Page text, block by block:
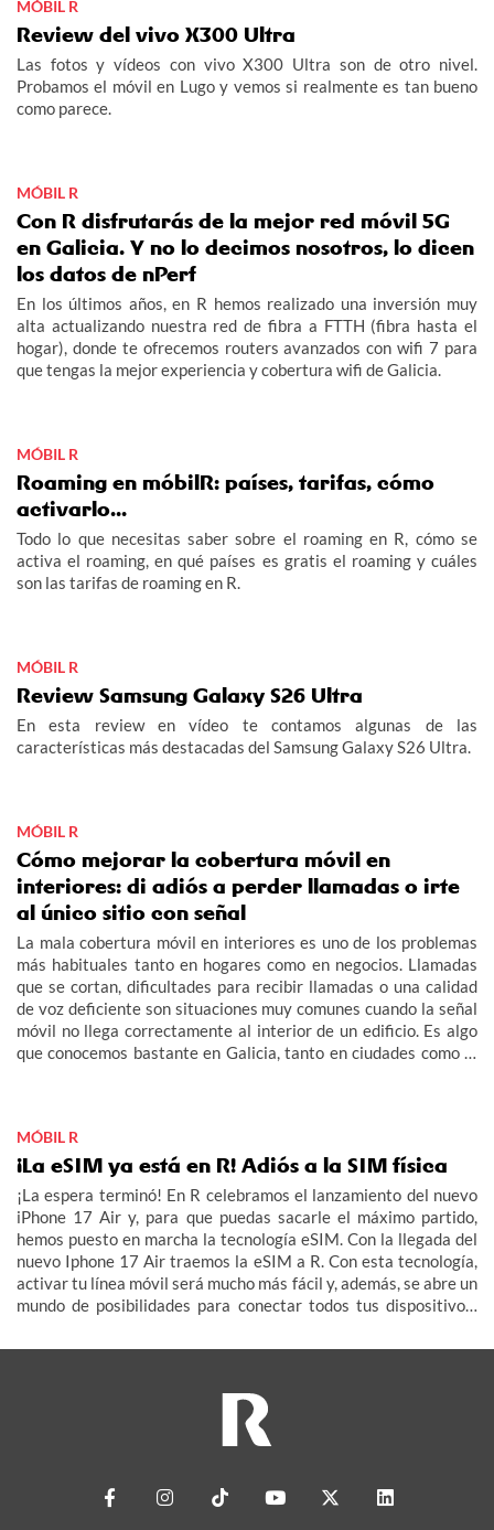
MÓBIL R
Review del vivo X300 Ultra
Las fotos y vídeos con vivo X300 Ultra son de otro nivel.
Probamos el móvil en Lugo y vemos si realmente es tan bueno
como parece.
MÓBIL R
Con R disfrutarás de la mejor red móvil 5G
en Galicia. Y no lo decimos nosotros, lo dicen
los datos de nPerf
En los últimos años, en R hemos realizado una inversión muy
alta actualizando nuestra red de fibra a FTTH (fibra hasta el
hogar), donde te ofrecemos routers avanzados con wifi 7 para
que tengas la mejor experiencia y cobertura wifi de Galicia.
MÓBIL R
Roaming en móbilR: países, tarifas, cómo
activarlo...
Todo lo que necesitas saber sobre el roaming en R, cómo se
activa el roaming, en qué países es gratis el roaming y cuáles
son las tarifas de roaming en R.
MÓBIL R
Review Samsung Galaxy S26 Ultra
En esta review en vídeo te contamos algunas de las
características más destacadas del Samsung Galaxy S26 Ultra.
MÓBIL R
Cómo mejorar la cobertura móvil en
interiores: di adiós a perder llamadas o irte
al único sitio con señal
La mala cobertura móvil en interiores es uno de los problemas
más habituales tanto en hogares como en negocios. Llamadas
que se cortan, dificultades para recibir llamadas o una calidad
de voz deficiente son situaciones muy comunes cuando la señal
móvil no llega correctamente al interior de un edificio. Es algo
que conocemos bastante en Galicia, tanto en ciudades como la
MÓBIL R
¡La eSIM ya está en R! Adiós a la SIM física
¡La espera terminó! En R celebramos el lanzamiento del nuevo
iPhone 17 Air y, para que puedas sacarle el máximo partido,
hemos puesto en marcha la tecnología eSIM. Con la llegada del
nuevo Iphone 17 Air traemos la eSIM a R. Con esta tecnología,
activar tu línea móvil será mucho más fácil y, además, se abre un
mundo de posibilidades para conectar todos tus dispositivos:
de las Cosas).